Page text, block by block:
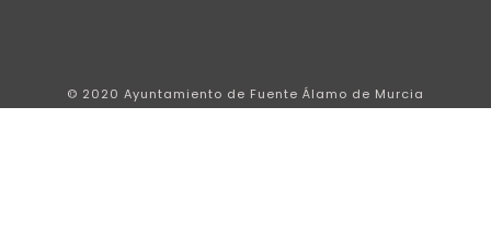
© 2020 Ayuntamiento de Fuente Álamo de Murcia